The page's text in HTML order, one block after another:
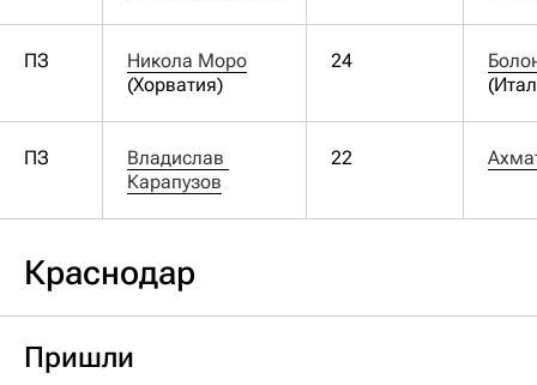
ПЗ
Никола Моро
(Хорватия)
24
ПЗ
Владислав
Карапузов
22
Краснодар
Пришли